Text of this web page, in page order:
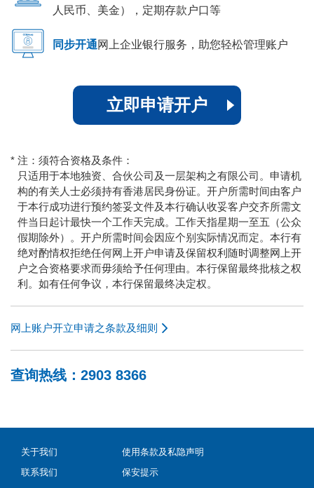
人民币、美金），定期存款户口等
同步开通网上企业银行服务，助您轻松管理账户
立即申请开户
* 注：须符合资格及条件：
只适用于本地独资、合伙公司及一层架构之有限公司。申请机
构的有关人士必须持有香港居民身份证。开户所需时间由客户
于本行成功进行预约签妥文件及本行确认收妥客户交齐所需文
件当日起计最快一个工作天完成。工作天指星期一至五（公众
假期除外）。开户所需时间会因应个别实际情况而定。本行有
绝对酌情权拒绝任何网上开户申请及保留权利随时调整网上开
户之合资格要求而毋须给予任何理由。本行保留最终批核之权
利。如有任何争议，本行保留最终决定权。
网上账户开立申请之条款及细则
查询热线：2903 8366
关于我们
联系我们
使用条款及私隐声明
保安提示